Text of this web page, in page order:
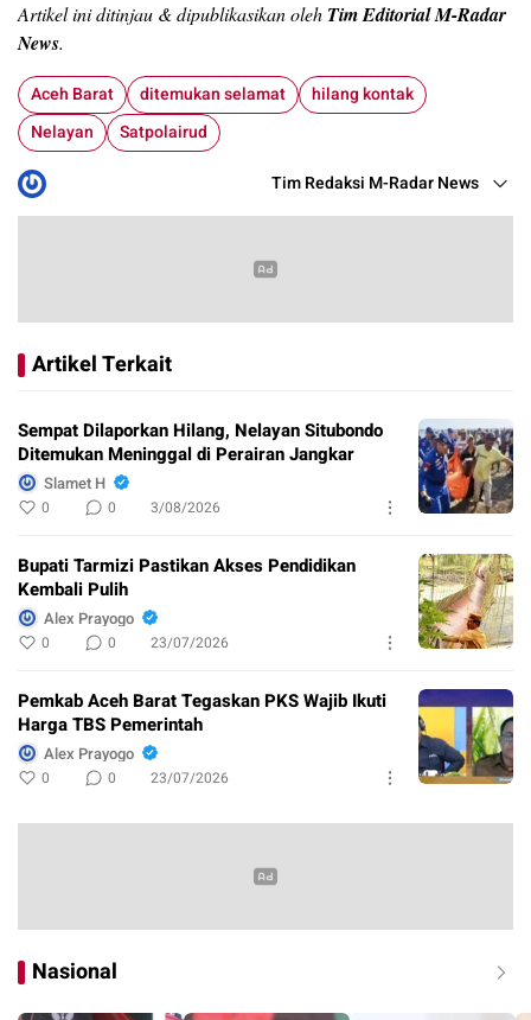
Artikel ini ditinjau & dipublikasikan oleh Tim Editorial M-Radar
News.
Aceh Barat ditemukan selamat
hilang kontak
Nelayan
Satpolairud
Tim Redaksi M-Radar News
Artikel Terkait
Sempat Dilaporkan Hilang, Nelayan Situbondo
Ditemukan Meninggal di Perairan Jangkar
Slamet H
0 0 3/08/2026
Bupati Tarmizi Pastikan Akses Pendidikan
Kembali Pulih
Alex Prayogo
0 0 23/07/2026
Pemkab Aceh Barat Tegaskan PKS Wajib Ikuti
Harga TBS Pemerintah
Alex Prayogo
0 0 23/07/2026
Nasional